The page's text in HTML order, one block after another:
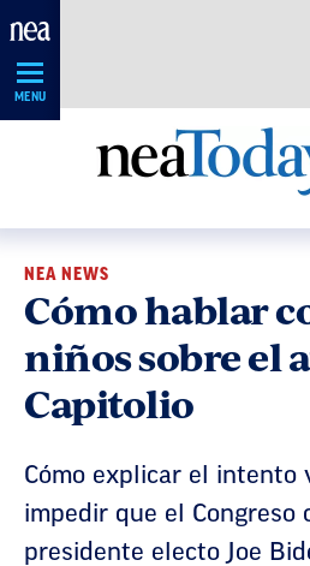
Skip
MENU
NEA NEWS
Cómo hablar
niños sobre el
Capitolio
Cómo explicar el intento
impedir que el Congreso
presidente electo Joe